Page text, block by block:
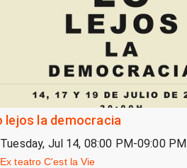
lejos la democracia
Tuesday, Jul 14, 08:00 PM-09:00 PM
Ex teatro C'est la Vie